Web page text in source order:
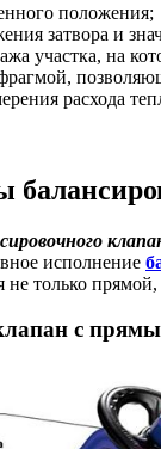
положения;
затвора и
участка, на
расхода
исполнение
не только
с